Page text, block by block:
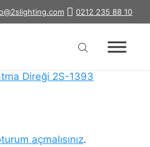
0212 235 88 10
diregi-2s-
açmalısınız.